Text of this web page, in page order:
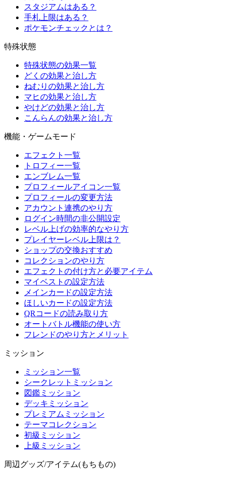
スタジアムはある？
手札上限はある？
ポケモンチェックとは？
特殊状態
特殊状態の効果一覧
どくの効果と治し方
ねむりの効果と治し方
マヒの効果と治し方
やけどの効果と治し方
こんらんの効果と治し方
機能・ゲームモード
エフェクト一覧
トロフィー一覧
エンブレム一覧
プロフィールアイコン一覧
プロフィールの変更方法
アカウント連携のやり方
ログイン時間の非公開設定
レベル上げの効率的なやり方
プレイヤーレベル上限は？
ショップの交換おすすめ
コレクションのやり方
エフェクトの付け方と必要アイテム
マイベストの設定方法
メインカードの設定方法
ほしいカードの設定方法
QRコードの読み取り方
オートバトル機能の使い方
フレンドのやり方とメリット
ミッション
ミッション一覧
シークレットミッション
図鑑ミッション
デッキミッション
プレミアムミッション
テーマコレクション
初級ミッション
上級ミッション
周辺グッズ/アイテム(もちもの)